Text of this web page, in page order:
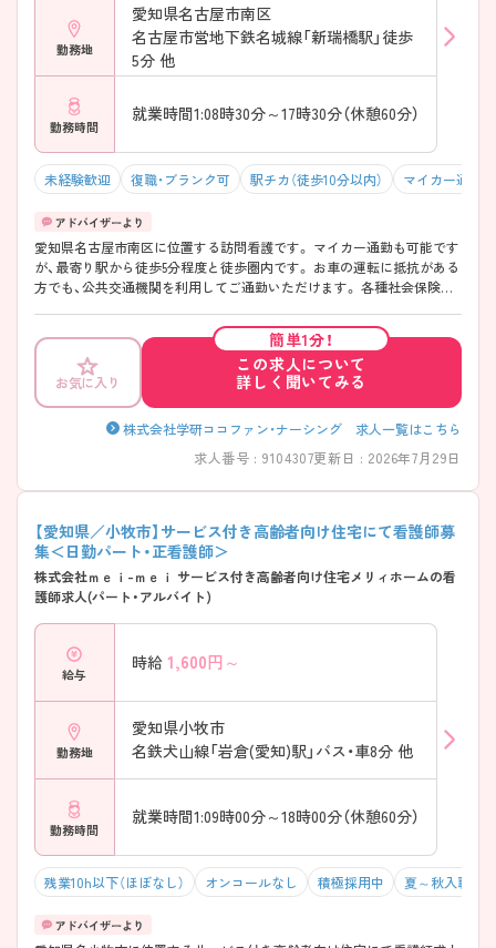
勤務地
愛知県名古屋市南区
名古屋市営地下鉄名城線「新瑞橋駅」徒歩
5分 他
勤務時間
就業時間1:08時30分～17時30分（休憩60分）
未経験歓迎 復職・ブランク可 駅チカ（徒歩10分以内） マイカー通勤
愛知県名古屋市南区に位置する訪問看護です。 マイカー通勤も可能です
が、最寄り駅から徒歩5分程度と徒歩圏内です。 お車の運転に抵抗がある
方でも、公共交通機関を利用してご通勤いただけます。 各種社会保険完
情報や面接のポイントをお伝えしますのでお気軽にお問い合わせくださ
いませ。
お気に入り
簡単1分！
この求人について
詳しく聞いてみる
株式会社学研ココファン・ナーシング 求人一覧はこちら
求人番号 : 9104307更新日 : 2026年7月29日
【愛知県／小牧市】サービス付き高齢者向け住宅にて看護師募
集＜日勤パート・正看護師＞
株式会社ｍｅｉ-ｍｅｉ サービス付き高齢者向け住宅メリィホームの看
護師求人(パート・アルバイト)
給与
時給 1,600円～
勤務地
愛知県小牧市
名鉄犬山線「岩倉(愛知)駅」バス・車8分 他
勤務時間
就業時間1:09時00分～18時00分（休憩60分）
残業10h以下（ほぼなし） オンコールなし 積極採用中 夏～秋入職可